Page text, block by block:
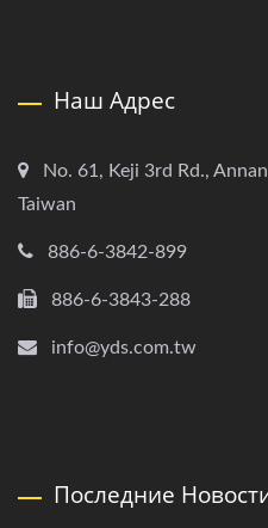
Наш Адрес
No. 61, Keji 3rd Rd.,
Taiwan
886-6-3842-899
886-6-3843-288
info@yds.com.tw
Последние